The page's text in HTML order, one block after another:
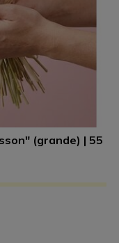
(grande) | 55